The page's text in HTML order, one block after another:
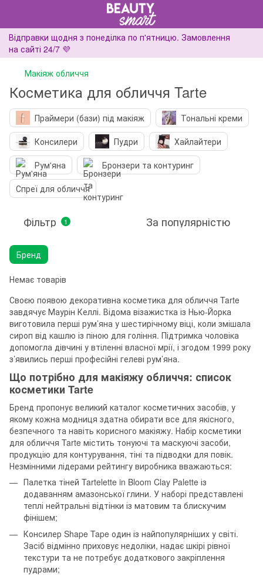
Відправки щодня з понеділка по п'ятницю. Замовлення
на сайті 24/7 💜
Макіяж обличчя
Косметика для обличчя Tarte
Праймери (бази) під макіяж
Тональні креми
Консилери
Пудри
Хайлайтери
Рум'яна
Бронзери та контуринг
Спреї для обличчя
Фільтр 1 За популярністю
Бренд
Немає товарів
Своєю появою декоративна косметика для обличчя Tarte
завдячує Маурін Келлі. Відома візажистка із Нью-Йорка
виготовила перші рум’яна у шестирічному віці, коли змішала
сироп від кашлю із піною для гоління. Підтримка чоловіка
допомогла дівчині у втіленні власної мрії, і згодом 1999 року
з’явились перші професійні гелеві рум’яна.
Що потрібно для макіяжу обличчя: список
косметики Tarte
Бренд пропонує великий каталог косметичних засобів, у
якому кожна модниця здатна обирати все для якісного,
безпечного та навіть корисного макіяжу. Набір косметики
для обличчя Tarte містить тонуючі та маскуючі засоби,
продукцію для контурування, тіні та підводки для повік.
Незмінними лідерами рейтингу виробника вважаються:
Палетка тіней Tartelette in Bloom Clay Palette із
додаванням амазонської глини. У наборі представлені
теплі нейтральні відтінки із матовим та блискучим
фінішем;
Консилер Shape Tape один із найпопулярніших у світі.
Засіб відмінно приховує недоліки, надає шкірі рівної
текстури та не потребує додаткового закріплення
пудрами;